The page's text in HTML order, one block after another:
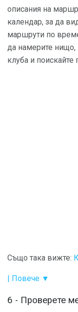
описания на
календар, за да
маршрути по
да намерите нищо,
клуба и
Също така вижте:
| Повече ▼
6 - Проверете